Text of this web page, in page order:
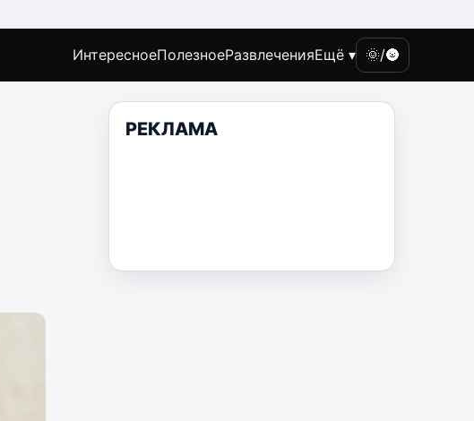
ИнтересноеПолезноеРазвлеченияЕщё ▾ 🌞/🌚
РЕКЛАМА